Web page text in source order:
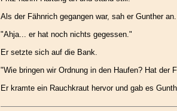
Als der Fähnrich gegangen war, sah er Gunther an.
"Ahja... er hat noch nichts gegessen."
Er setzte sich auf die Bank.
"Wie bringen wir Ordnung in den Haufen? Hat der
Er kramte ein Rauchkraut hervor und gab es